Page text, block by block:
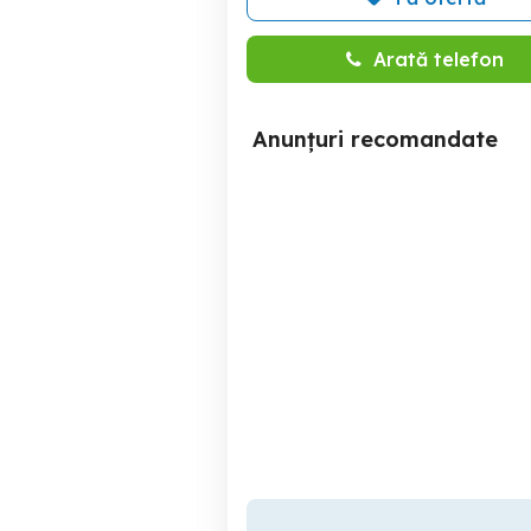
Arată telefon
Anunțuri recomandate